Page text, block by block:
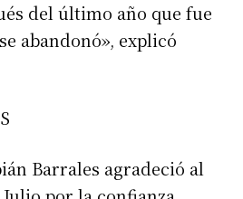
del último año que fue
abandonó», explicó
Barrales agradeció al